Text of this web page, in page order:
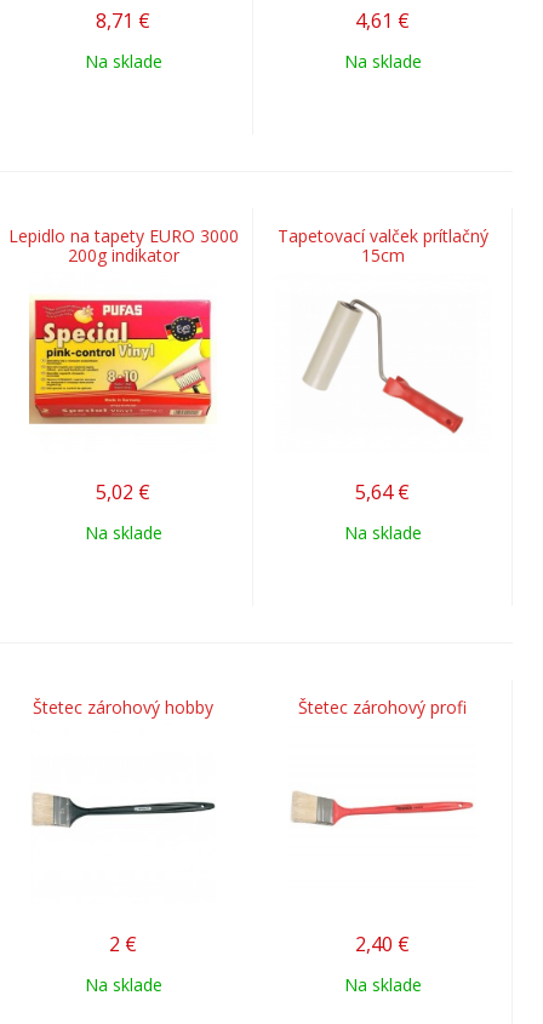
8,71 €
Na sklade
4,61 €
Na sklade
Lepidlo na tapety EURO 3000
200g indikator
5,02 €
Na sklade
Tapetovací valček prítlačný
15cm
5,64 €
Na sklade
Štetec zárohový hobby
2 €
Na sklade
Štetec zárohový profi
2,40 €
Na sklade